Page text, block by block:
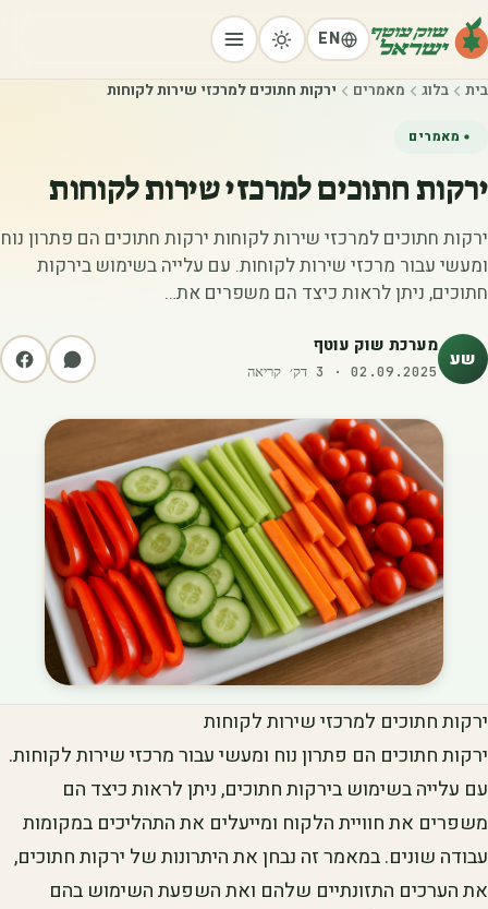
EN
בית בלוג מאמרים ירקות חתוכים למרכזי שירות לקוחות
מאמרים
ירקות חתוכים למרכזי שירות לקוחות
ירקות חתוכים למרכזי שירות לקוחות ירקות חתוכים הם פתרון נוח
ומעשי עבור מרכזי שירות לקוחות. עם עלייה בשימוש בירקות
חתוכים, ניתן לראות כיצד הם משפרים את…
שע מערכת שוק עוטף
02.09.2025
·
3 דק׳ קריאה
ירקות חתוכים למרכזי שירות לקוחות
ירקות חתוכים הם פתרון נוח ומעשי עבור מרכזי שירות לקוחות.
עם עלייה בשימוש בירקות חתוכים, ניתן לראות כיצד הם
משפרים את חוויית הלקוח ומייעלים את התהליכים במקומות
עבודה שונים. במאמר זה נבחן את היתרונות של ירקות חתוכים,
את הערכים התזונתיים שלהם ואת השפעת השימוש בהם